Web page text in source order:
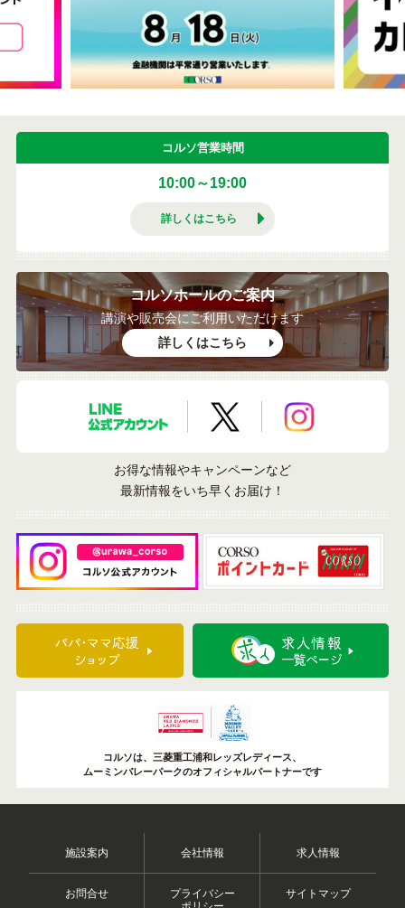
コルソ営業時間
10:00～19:00
詳しくはこちら
コルソホールのご案内
講演や販売会にご利用いただけます
詳しくはこちら
LINE公式アカウントX公式アカウント
お得な情報やキャンペーンなど
最新情報をいち早くお届け！
コルソは、三菱重工浦和レッズレディース、
ムーミンバレーパークのオフィシャルパートナーです
施設案内 会社情報 求人情報
お問合せ
プライバシー
サイトマップ